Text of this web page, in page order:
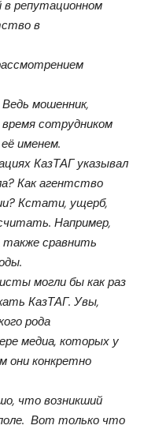
в репутационном
в
мошенник,
сотрудником
именем.
КазТАГ указывал
Как агентство
Кстати, ущерб,
Например,
также сравнить
могли бы как раз
КазТАГ. Увы,
рода
медиа, которых у
они конкретно
что возникший
Вот только что